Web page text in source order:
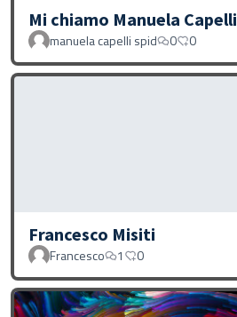
Mi chiamo Manuela Capelli
manuela capelli spid 0 0
Francesco Misiti
Francesco 1 0